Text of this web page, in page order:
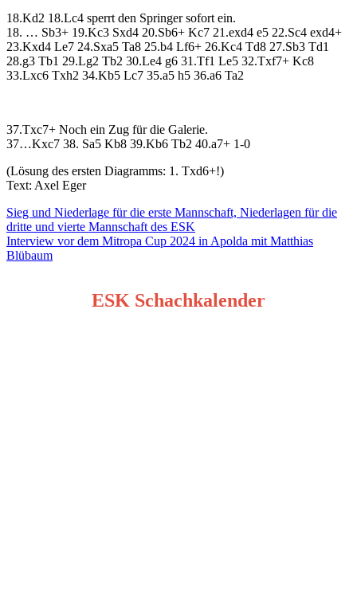
18.Kd2 18.Lc4 sperrt den Springer sofort ein.
18. … Sb3+ 19.Kc3 Sxd4 20.Sb6+ Kc7 21.exd4 e5 22.Sc4 exd4+
23.Kxd4 Le7 24.Sxa5 Ta8 25.b4 Lf6+ 26.Kc4 Td8 27.Sb3 Td1
28.g3 Tb1 29.Lg2 Tb2 30.Le4 g6 31.Tf1 Le5 32.Txf7+ Kc8
33.Lxc6 Txh2 34.Kb5 Lc7 35.a5 h5 36.a6 Ta2
37.Txc7+ Noch ein Zug für die Galerie.
37…Kxc7 38. Sa5 Kb8 39.Kb6 Tb2 40.a7+ 1-0
(Lösung des ersten Diagramms: 1. Txd6+!)
Text: Axel Eger
Beitragsnavigation
Sieg und Niederlage für die erste Mannschaft, Niederlagen für die
dritte und vierte Mannschaft des ESK
Interview vor dem Mitropa Cup 2024 in Apolda mit Matthias
Blübaum
ESK Schachkalender